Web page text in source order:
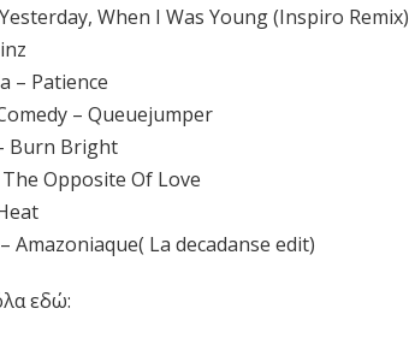
When I Was Young (Inspiro Remix)
– Patience
– Queuejumper
Burn Bright
Opposite Of Love
Amazoniaque( La decadanse edit)
εδώ: